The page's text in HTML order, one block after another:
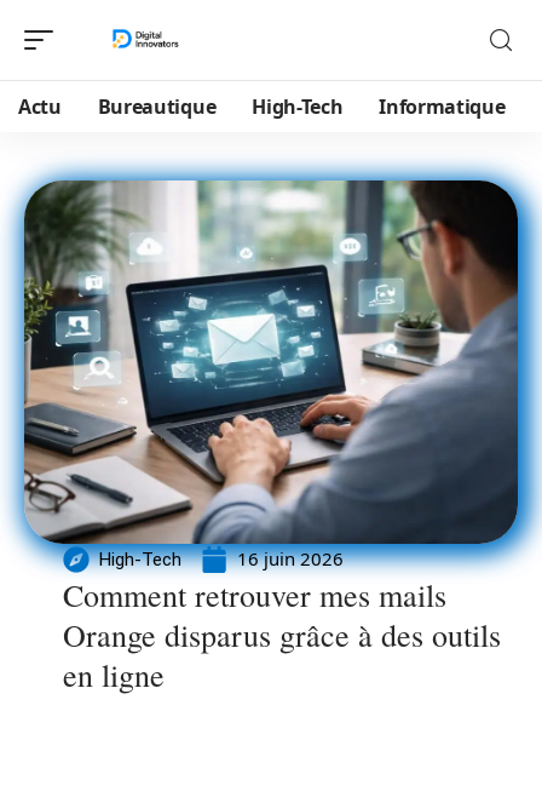
Actu Bureautique High-Tech Informatique
High-Tech 16 juin 2026
Comment retrouver mes mails
Orange disparus grâce à des outils
en ligne